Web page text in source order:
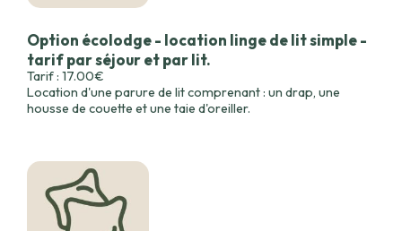
Option écolodge - location linge de lit simple -
tarif par séjour et par lit.
Tarif : 17.00€
Location d'une parure de lit comprenant : un drap, une
housse de couette et une taie d'oreiller.